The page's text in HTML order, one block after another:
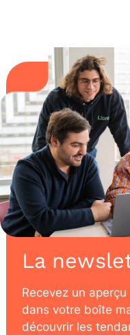
La
Recevez un
dans votre boîte
découvrir les